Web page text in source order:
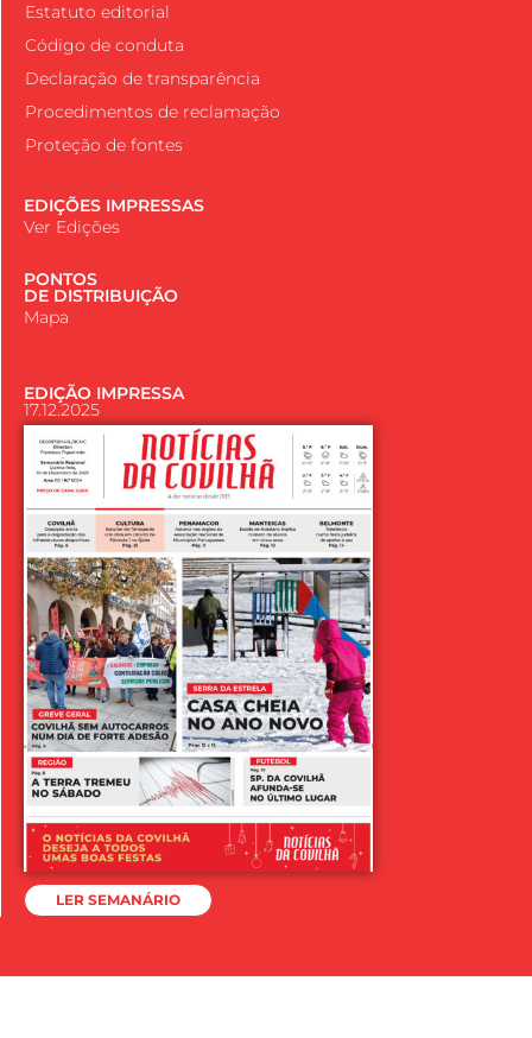
Estatuto editorial
Código de conduta
Declaração de transparência
Procedimentos de reclamação
Proteção de fontes
EDIÇÕES IMPRESSAS
Ver Edições
PONTOS
DE DISTRIBUIÇÃO
Mapa
EDIÇÃO IMPRESSA
17.12.2025
LER SEMANÁRIO